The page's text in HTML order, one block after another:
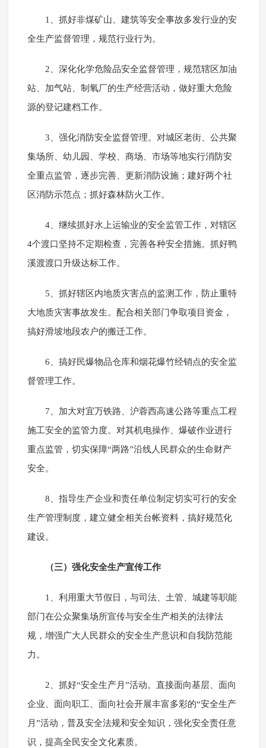
1、抓好非煤矿山、建筑等安全事故多发行业的安
全生产监督管理，规范行业行为。
2、深化化学危险品安全监督管理，规范辖区加油
站、加气站、制氧厂的生产经营活动，做好重大危险
源的登记建档工作。
3、强化消防安全监督管理。对城区老街、公共聚
集场所、幼儿园、学校、商场、市场等地实行消防安
全重点监管，逐步完善、更新消防设施；建好两个社
区消防示范点；抓好森林防火工作。
4、继续抓好水上运输业的安全监管工作，对辖区
4个渡口坚持不定期检查，完善各种安全措施。抓好鸭
溪渡渡口升级达标工作。
5、抓好辖区内地质灾害点的监测工作，防止重特
大地质灾害事故发生。配合相关部门争取项目资金，
搞好滑坡地段农户的搬迁工作。
6、搞好民爆物品仓库和烟花爆竹经销点的安全监
督管理工作。
7、加大对宜万铁路、沪蓉西高速公路等重点工程
施工安全的监管力度。对其机电操作、爆破作业进行
重点监管，切实保障“两路”沿线人民群众的生命财产
安全。
8、指导生产企业和责任单位制定切实可行的安全
生产管理制度，建立健全相关台帐资料，搞好规范化
建设。
（三）强化安全生产宣传工作
1、利用重大节假日，与司法、土管、城建等职能
部门在公众聚集场所宣传与安全生产相关的法律法
规，增强广大人民群众的安全生产意识和自我防范能
力。
2、抓好“安全生产月”活动。直接面向基层、面向
企业、面向职工、面向社会开展丰富多彩的“安全生产
月”活动，普及安全法规和安全知识，强化安全责任意
识，提高全民安全文化素质。